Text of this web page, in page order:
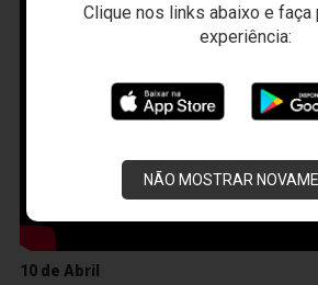
Clique nos links abaixo e
experiência:
NÃO MOSTRAR
10 de Abril